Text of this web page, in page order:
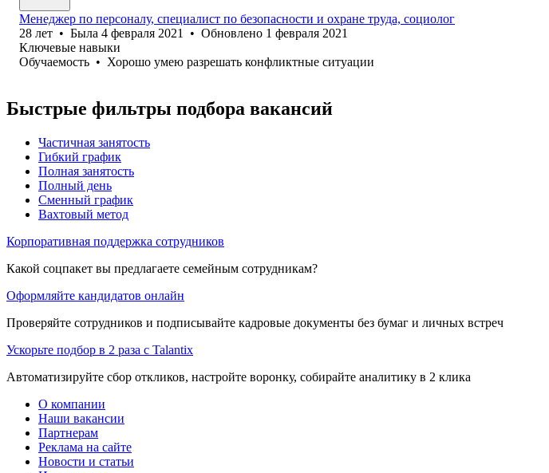
Менеджер по персоналу, специалист по безопасности и охране труда, социолог
28 лет • Была 4 февраля 2021 • Обновлено 1 февраля 2021
Ключевые навыки
Обучаемость • Хорошо умею разрешать конфликтные ситуации
Быстрые фильтры подбора вакансий
Частичная занятость
Гибкий график
Полная занятость
Полный день
Сменный график
Вахтовый метод
Корпоративная поддержка сотрудников
Какой соцпакет вы предлагаете семейным сотрудникам?
Оформляйте кандидатов онлайн
Проверяйте сотрудников и подписывайте кадровые документы без бумаг и личных встреч
Ускорьте подбор в 2 раза с Talantix
Автоматизируйте сбор откликов, настройте воронку, собирайте аналитику в 2 клика
О компании
Наши вакансии
Партнерам
Реклама на сайте
Новости и статьи